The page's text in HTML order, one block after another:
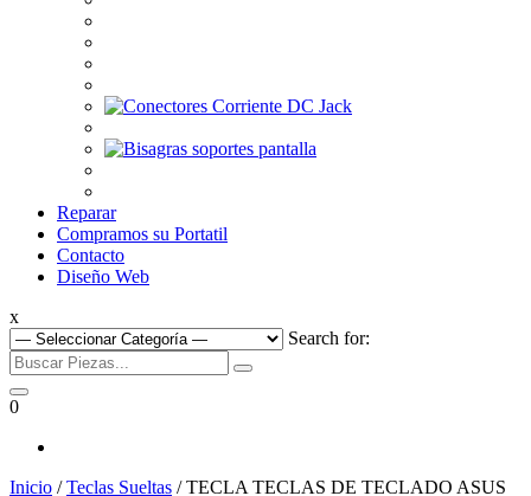
Reparar
Compramos su Portatil
Contacto
Diseño Web
x
Search for:
0
Inicio /Teclas Sueltas / TECLA TECLAS DE TECLADO ASUS